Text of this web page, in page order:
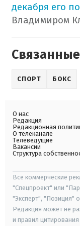
декабря его
Владимиром
СПОРТ БОКС
О нас
Редакция
Редакционная
О телеканале
Телеведущие
Вакансии
Структура
Все коммерческие
"Спецпроект" или
"Эксперт", "Позиция"
Редакция может не
и правил